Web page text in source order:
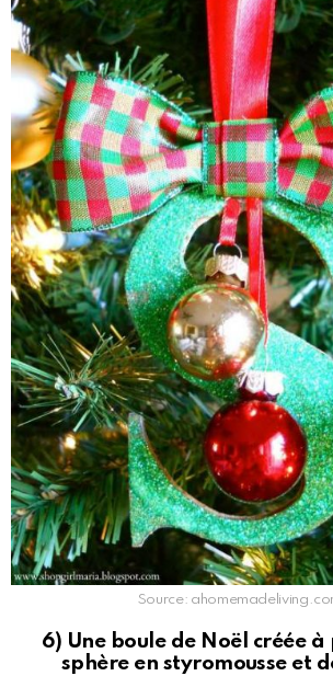
Source:
6) Une boule de Noël créée à
sphère en styromousse et